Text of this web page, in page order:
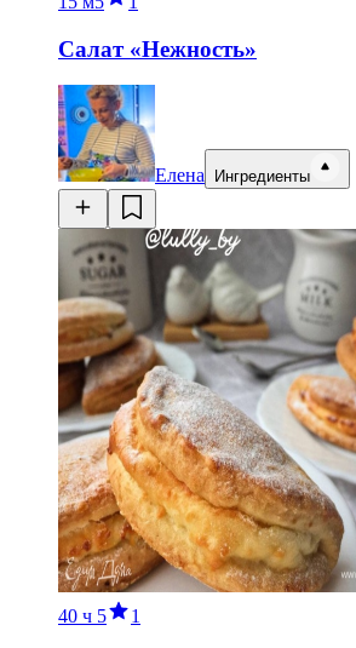
Салат «Нежность»
Елена Ингредиенты
40 ч 5 1